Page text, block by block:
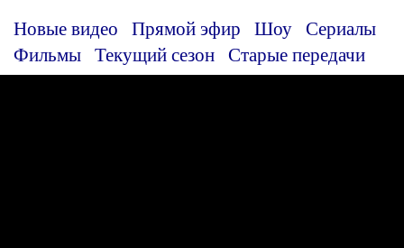
Новые видео Прямой эфир Шоу
Сериалы
Фильмы
Текущий сезон Старые передачи